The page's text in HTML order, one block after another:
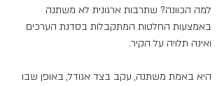
למה הכוונה? שתרבות ארגונית לא משתנה
באמצעות החלטות המתקבלות בסדנת הערכים
ואינה תלויה על הקיר.
היא באמת משתנה, עקב בצד אגודל, באופן שבו